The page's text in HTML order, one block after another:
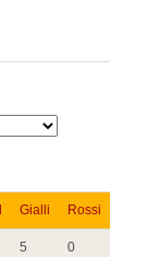
Gialli Rossi
5 0